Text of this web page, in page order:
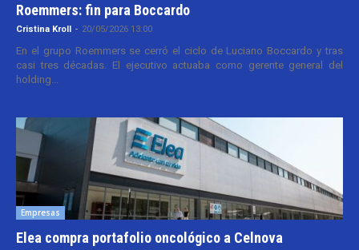
Roemmers: fin para Boccardo
Cristina Kroll - 20/05/2026 13:00
En el grupo Roemmers se cerró el ciclo de Luciano Boccardo y tras
casi tres décadas. El ejecutivo actuaba como gerente general del
holding...
Empresas
Elea compra portafolio oncológico a Celnova